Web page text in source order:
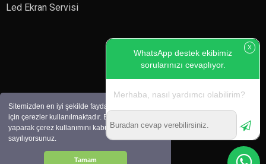
Sitemizden en iyi şekilde faydalanabilmeniz
için çerezler kullanılmaktadır. Bu siteye giriş
yaparak çerez kullanımını kabul etmiş
sayılıyorsunuz.
Tamam
0532 254 35 30
Led Ekran Servisi
X
WhatsApp destek ekibimiz
sorularınızı cevaplıyor.
Merhaba, nasıl yardımcı olabilirim?